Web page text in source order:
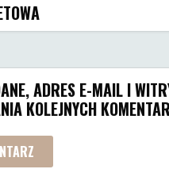
ADRES E-MAIL I
KOLEJNYCH